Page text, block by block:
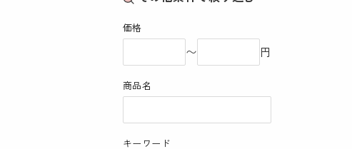
価格
〜 円
商品名
キーワード